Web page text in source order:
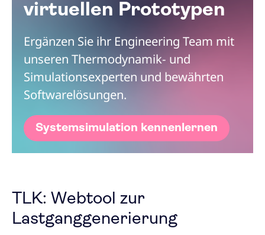
virtuellen Prototypen
Ergänzen Sie ihr Engineering Team mit
unseren Thermodynamik- und
Simulationsexperten und bewährten
Softwarelösungen.
Systemsimulation kennenlernen
TLK: Webtool zur
Lastganggenerierung